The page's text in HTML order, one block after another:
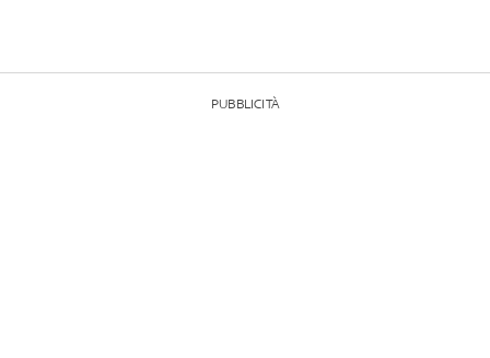
PUBBLICITÀ